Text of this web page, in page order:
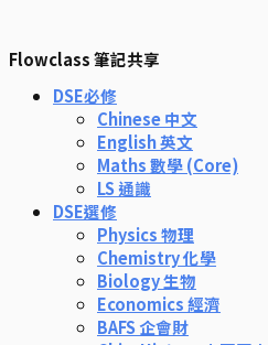
Flowclass 筆記共享
DSE必修
Chinese 中文
English 英文
Maths 數學 (Core)
LS 通識
DSE選修
Physics 物理
Chemistry 化學
Biology 生物
Economics 經濟
BAFS 企會財